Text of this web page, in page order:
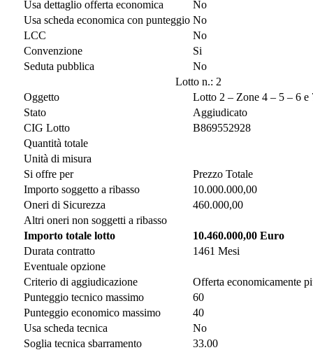
Usa dettaglio offerta economica
No
Usa scheda economica con punteggio No
LCC
No
Convenzione
Si
Seduta pubblica
No
Lotto n.: 2
Oggetto
Lotto 2 – Zone 4 – 5 – 6 e
Stato
Aggiudicato
CIG Lotto
B869552928
Quantità totale
Unità di misura
Si offre per
Prezzo Totale
Importo soggetto a ribasso
10.000.000,00
Oneri di Sicurezza
460.000,00
Altri oneri non soggetti a ribasso
Importo totale lotto
10.460.000,00 Euro
Durata contratto
1461 Mesi
Eventuale opzione
Criterio di aggiudicazione
Offerta economicamente
Punteggio tecnico massimo
60
Punteggio economico massimo
40
Usa scheda tecnica
No
Soglia tecnica sbarramento
33.00